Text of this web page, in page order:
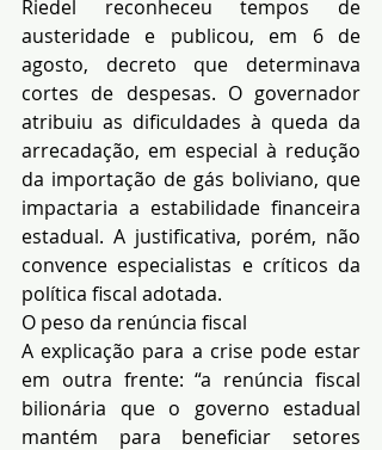
Riedel reconheceu tempos de
austeridade e publicou, em 6 de
agosto, decreto que determinava
cortes de despesas. O governador
atribuiu as dificuldades à queda da
arrecadação, em especial à redução
da importação de gás boliviano, que
impactaria a estabilidade financeira
estadual. A justificativa, porém, não
convence especialistas e críticos da
política fiscal adotada.
O peso da renúncia fiscal
A explicação para a crise pode estar
em outra frente: “a renúncia fiscal
bilionária que o governo estadual
mantém para beneficiar setores